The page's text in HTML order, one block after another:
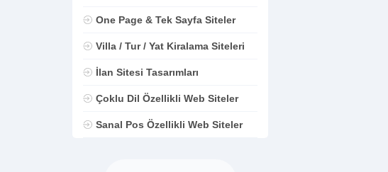
One Page & Tek Sayfa Siteler
Villa / Tur / Yat Kiralama Siteleri
İlan Sitesi Tasarımları
Çoklu Dil Özellikli Web Siteler
Sanal Pos Özellikli Web Siteler